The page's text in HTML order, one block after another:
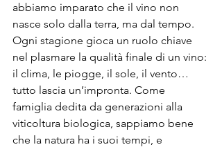
abbiamo imparato che il vino non
nasce solo dalla terra, ma dal tempo.
Ogni stagione gioca un ruolo chiave
nel plasmare la qualità finale di un vino:
il clima, le piogge, il sole, il vento…
tutto lascia un’impronta. Come
famiglia dedita da generazioni alla
viticoltura biologica, sappiamo bene
che la natura ha i suoi tempi, e